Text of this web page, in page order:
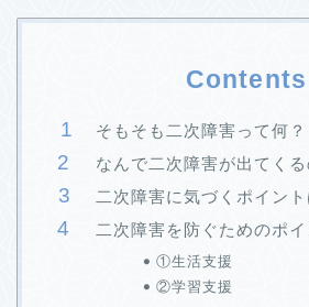
Contents
そもそも二次障害って何？
なんで二次障害が出てくる
二次障害に気づくポイント
二次障害を防ぐためのポイ
①生活支援
②学習支援